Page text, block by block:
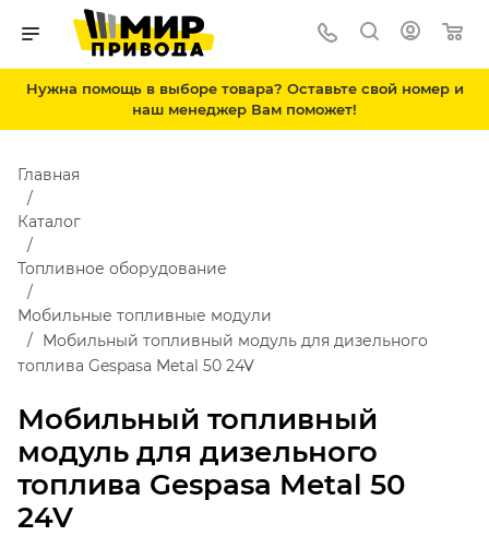
Нужна помощь в выборе товара? Оставьте свой номер и
наш менеджер Вам поможет!
Мобильный топливный
модуль для дизельного
топлива Gespasa Metal 50
24V
Главная
Каталог
Топливное оборудование
Мобильные топливные модули
Мобильный топливный модуль для дизельного
топлива Gespasa Metal 50 24V